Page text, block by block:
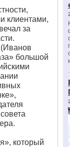
клиентами,
за
большой
который